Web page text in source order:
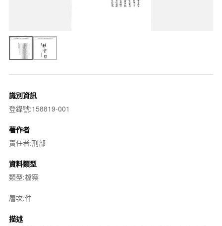
識別資訊
登錄號:158819-001
著作者
責任者:刑部
資料類型
類型:檔案
層次:件
描述